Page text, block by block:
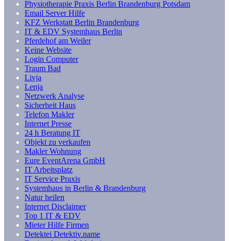
Physiotherapie Praxis Berlin Brandenburg Potsdam
Email Server Hilfe
KFZ Werkstatt Berlin Brandenburg
IT & EDV Systemhaus Berlin
Pferdehof am Weiler
Keine Website
Login Computer
Traum Bad
Livja
Lenja
Netzwerk Analyse
Sicherheit Haus
Telefon Makler
Internet Presse
24 h Beratung IT
Objekt zu verkaufen
Makler Wohnung
Eure EventArena GmbH
IT Arbeitsplatz
IT Service Praxis
Systemhaus in Berlin & Brandenburg
Natur heilen
Internet Disclaimer
Top 1 IT & EDV
Mieter Hilfe Firmen
Detektei Detektiv.name